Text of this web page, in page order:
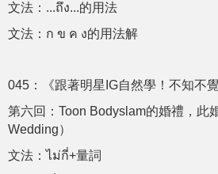
文法：...ถึง...的用法
文法：ก ข ค ง的用法解
045：《跟著明星IG自然學！不知不
第六回：Toon Bodyslam的婚禮，此
Wedding）
文法：ไม่กี่+量詞